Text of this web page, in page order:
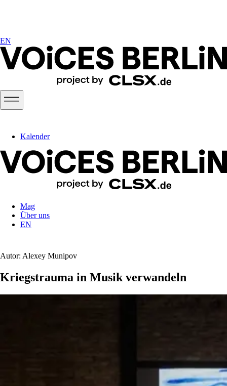
EN
Kalender
Mag
Über uns
EN
Autor: Alexey Munipov
Kriegstrauma in Musik verwandeln